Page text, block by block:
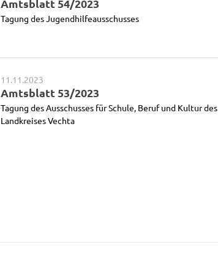
Amtsblatt 54/2023
Tagung des Jugendhilfeausschusses
11.11.2023
Amtsblatt 53/2023
Tagung des Ausschusses für Schule, Beruf und Kultur des
Landkreises Vechta